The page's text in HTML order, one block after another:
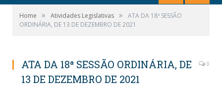
Home » Atividades Legislativas »
ATA DA 18ª SESSÃO
ORDINÁRIA, DE 13 DE DEZEMBRO DE 2021
ATA DA 18ª SESSÃO ORDINÁRIA, DE
13 DE DEZEMBRO DE 2021
0